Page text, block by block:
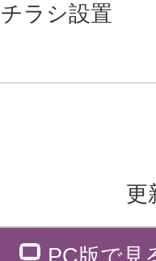
チラシ設置
更
PC版で見